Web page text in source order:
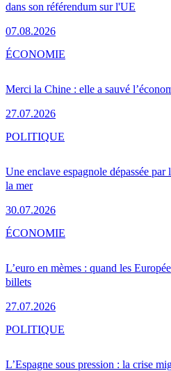
dans son référendum sur l'UE
07.08.2026
Merci la Chine : elle a sauvé
27.07.2026
ÉCONOMIE
Une enclave espagnole dépassée
la mer
30.07.2026
POLITIQUE
L’euro en mèmes : quand les
billets
27.07.2026
ÉCONOMIE
L’Espagne sous pression : la crise
POLITIQUE